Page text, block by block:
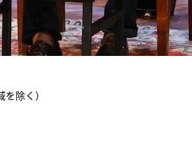
除く）